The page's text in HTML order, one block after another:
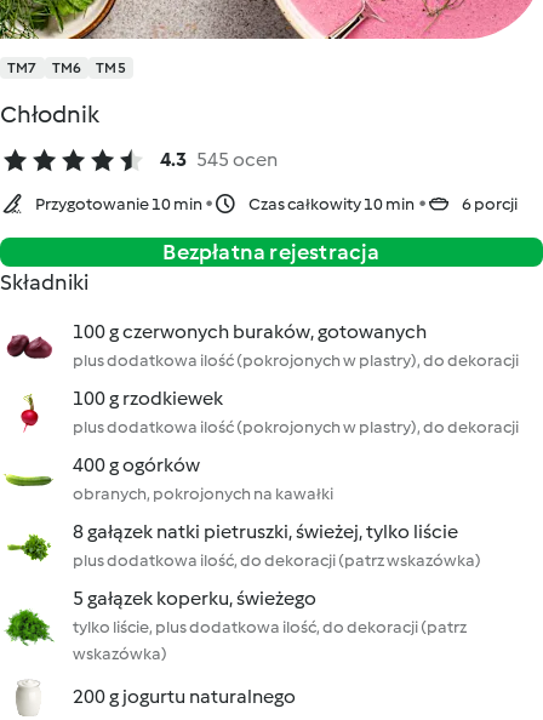
TM7 TM6 TM5
Chłodnik
4.3 545 ocen
Przygotowanie 10 min Czas całkowity 10 min 6 porcji
Bezpłatna rejestracja
Składniki
100 g czerwonych buraków, gotowanych
plus dodatkowa ilość (pokrojonych w plastry), do dekoracji
100 g rzodkiewek
plus dodatkowa ilość (pokrojonych w plastry), do dekoracji
400 g ogórków
obranych, pokrojonych na kawałki
8 gałązek natki pietruszki, świeżej, tylko liście
plus dodatkowa ilość, do dekoracji (patrz wskazówka)
5 gałązek koperku, świeżego
tylko liście, plus dodatkowa ilość, do dekoracji (patrz
wskazówka)
200 g jogurtu naturalnego